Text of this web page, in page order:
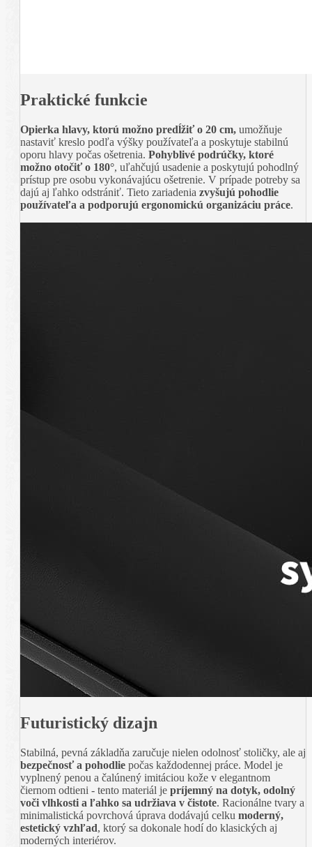
Praktické funkcie
Opierka hlavy, ktorú možno predĺžiť o 20 cm, umožňuje
nastaviť kreslo podľa výšky používateľa a poskytuje stabilnú
oporu hlavy počas ošetrenia. Pohyblivé podrúčky, ktoré
možno otočiť o 180°, uľahčujú usadenie a poskytujú pohodlný
prístup pre osobu vykonávajúcu ošetrenie. V prípade potreby sa
dajú aj ľahko odstrániť. Tieto zariadenia zvyšujú pohodlie
používateľa a podporujú ergonomickú organizáciu práce.
Futuristický dizajn
Stabilná, pevná základňa zaručuje nielen odolnosť stoličky, ale aj
bezpečnosť a pohodlie počas každodennej práce. Model je
vyplnený penou a čalúnený imitáciou kože v elegantnom
čiernom odtieni - tento materiál je príjemný na dotyk, odolný
voči vlhkosti a ľahko sa udržiava v čistote. Racionálne tvary a
minimalistická povrchová úprava dodávajú celku moderný,
estetický vzhľad, ktorý sa dokonale hodí do klasických aj
moderných interiérov.